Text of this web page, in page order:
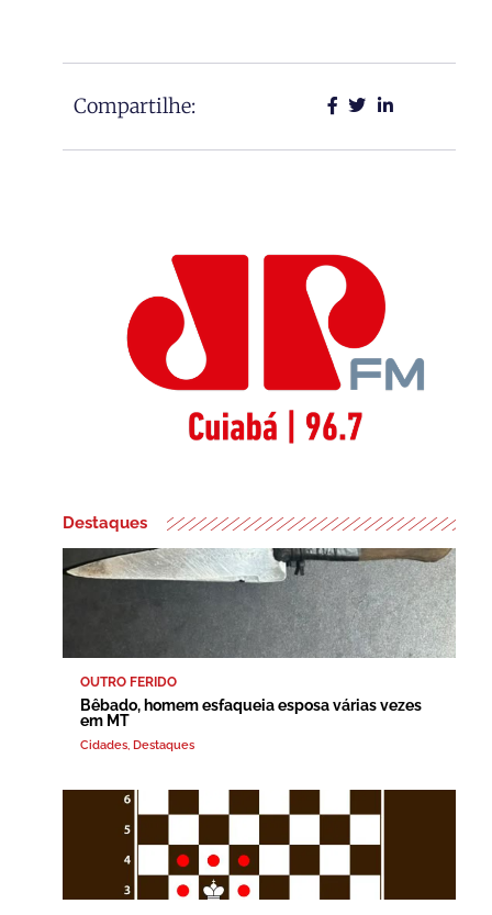
Compartilhe:
Destaques
OUTRO FERIDO
Bêbado, homem esfaqueia esposa várias vezes
em MT
Cidades, Destaques